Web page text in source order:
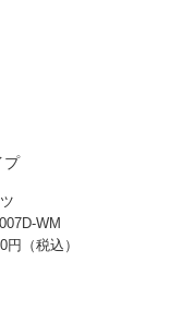
プ
WM
円（税込）